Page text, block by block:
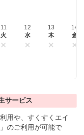
11
火
12
水
13
木
14
金
サービス
用や、すくすくエイ
のご利用が可能で